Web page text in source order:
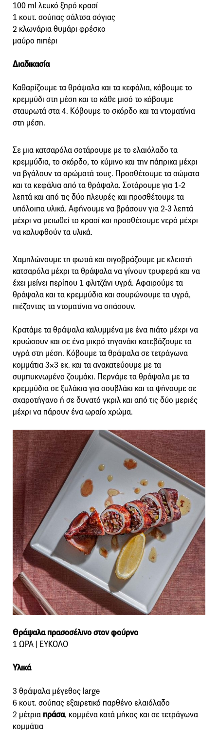
100 ml λευκό ξηρό κρασί
1 κουτ. σούπας σάλτσα σόγιας
2 κλωνάρια θυμάρι φρέσκο
μαύρο πιπέρι
Διαδικασία
Καθαρίζουμε τα θράψαλα και τα κεφάλια, κόβουμε το
κρεμμύδι στη μέση και το κάθε μισό το κόβουμε
σταυρωτά στα 4. Κόβουμε το σκόρδο και τα ντοματίνια
στη μέση.
Σε μια κατσαρόλα σοτάρουμε με το ελαιόλαδο τα
κρεμμύδια, το σκόρδο, το κύμινο και την πάπρικα μέχρι
να βγάλουν τα αρώματά τους. Προσθέτουμε τα σώματα
και τα κεφάλια από τα θράψαλα. Σοτάρουμε για 1-2
λεπτά και από τις δύο πλευρές και προσθέτουμε τα
υπόλοιπα υλικά. Αφήνουμε να βράσουν για 2-3 λεπτά
μέχρι να μειωθεί το κρασί και προσθέτουμε νερό μέχρι
να καλυφθούν τα υλικά.
Χαμηλώνουμε τη φωτιά και σιγοβράζουμε με κλειστή
κατσαρόλα μέχρι τα θράψαλα να γίνουν τρυφερά και να
έχει μείνει περίπου 1 φλιτζάνι υγρά. Αφαιρούμε τα
θράψαλα και τα κρεμμύδια και σουρώνουμε τα υγρά,
πιέζοντας τα ντοματίνια να σπάσουν.
Κρατάμε τα θράψαλα καλυμμένα με ένα πιάτο μέχρι να
κρυώσουν και σε ένα μικρό τηγανάκι κατεβάζουμε τα
υγρά στη μέση. Κόβουμε τα θράψαλα σε τετράγωνα
κομμάτια 3×3 εκ. και τα ανακατεύουμε με τα
συμπυκνωμένο ζουμάκι. Περνάμε τα θράψαλα με τα
κρεμμύδια σε ξυλάκια για σουβλάκι και τα ψήνουμε σε
σχαροτήγανο ή σε δυνατό γκριλ και από τις δύο μεριές
μέχρι να πάρουν ένα ωραίο χρώμα.
Θράψαλα πρασοσέλινο στον φούρνο
1 ΩΡΑ | ΕΥΚΟΛΟ
Υλικά
3 θράψαλα μέγεθος large
6 κουτ. σούπας εξαιρετικό παρθένο ελαιόλαδο
2 μέτρια πράσα, κομμένα κατά μήκος και σε τετράγωνα
κομμάτια